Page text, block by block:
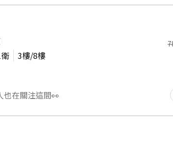
3樓/8樓
也在關注這間👀